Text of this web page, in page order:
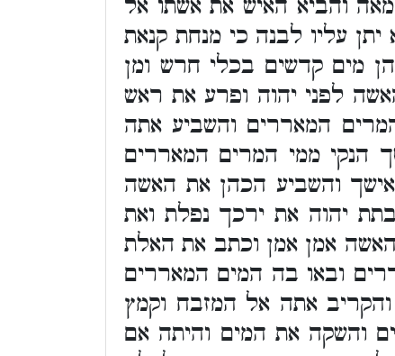
והביא האיש את אשתו אל
עליו לבנה כי מנחת קנאת
מים קדשים בכלי חרש ומן
לפני יהוה ופרע את ראש
המאררים והשביע אתה
ממי המרים המאררים
והשביע הכהן את האשה
יהוה את ירכך נפלת ואת
אמן אמן וכתב את האלת
ובאו בה המים המאררים
אתה אל המזבח וקמץ
והשקה את המים והיתה אם